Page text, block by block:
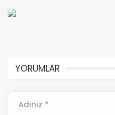
YORUMLAR
Adınız *